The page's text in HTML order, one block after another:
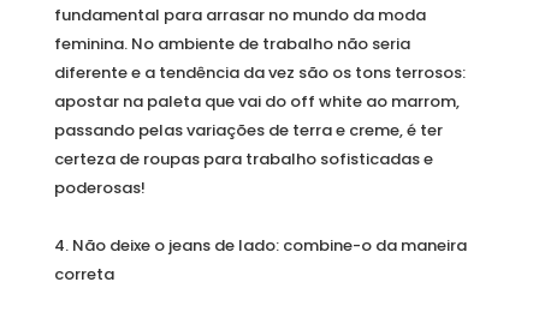
fundamental para arrasar no mundo da moda
feminina. No ambiente de trabalho não seria
diferente e a tendência da vez são os tons terrosos:
apostar na paleta que vai do off white ao marrom,
passando pelas variações de terra e creme, é ter
certeza de roupas para trabalho sofisticadas e
poderosas!
4. Não deixe o jeans de lado: combine-o da maneira
correta